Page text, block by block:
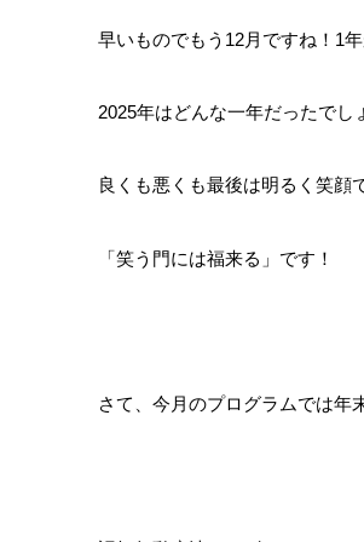
早いものでもう12月ですね！1
2025年はどんな一年だったでし
良くも悪くも最後は明るく笑顔
「笑う門には福来る」です！
さて、今月のプログラムでは年